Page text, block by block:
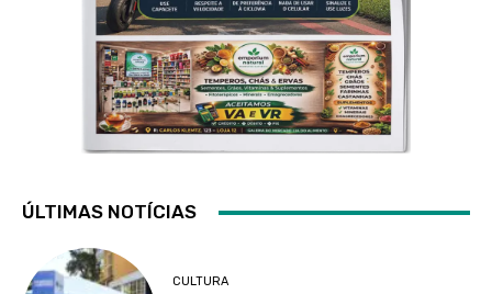
ÚLTIMAS NOTÍCIAS
CULTURA